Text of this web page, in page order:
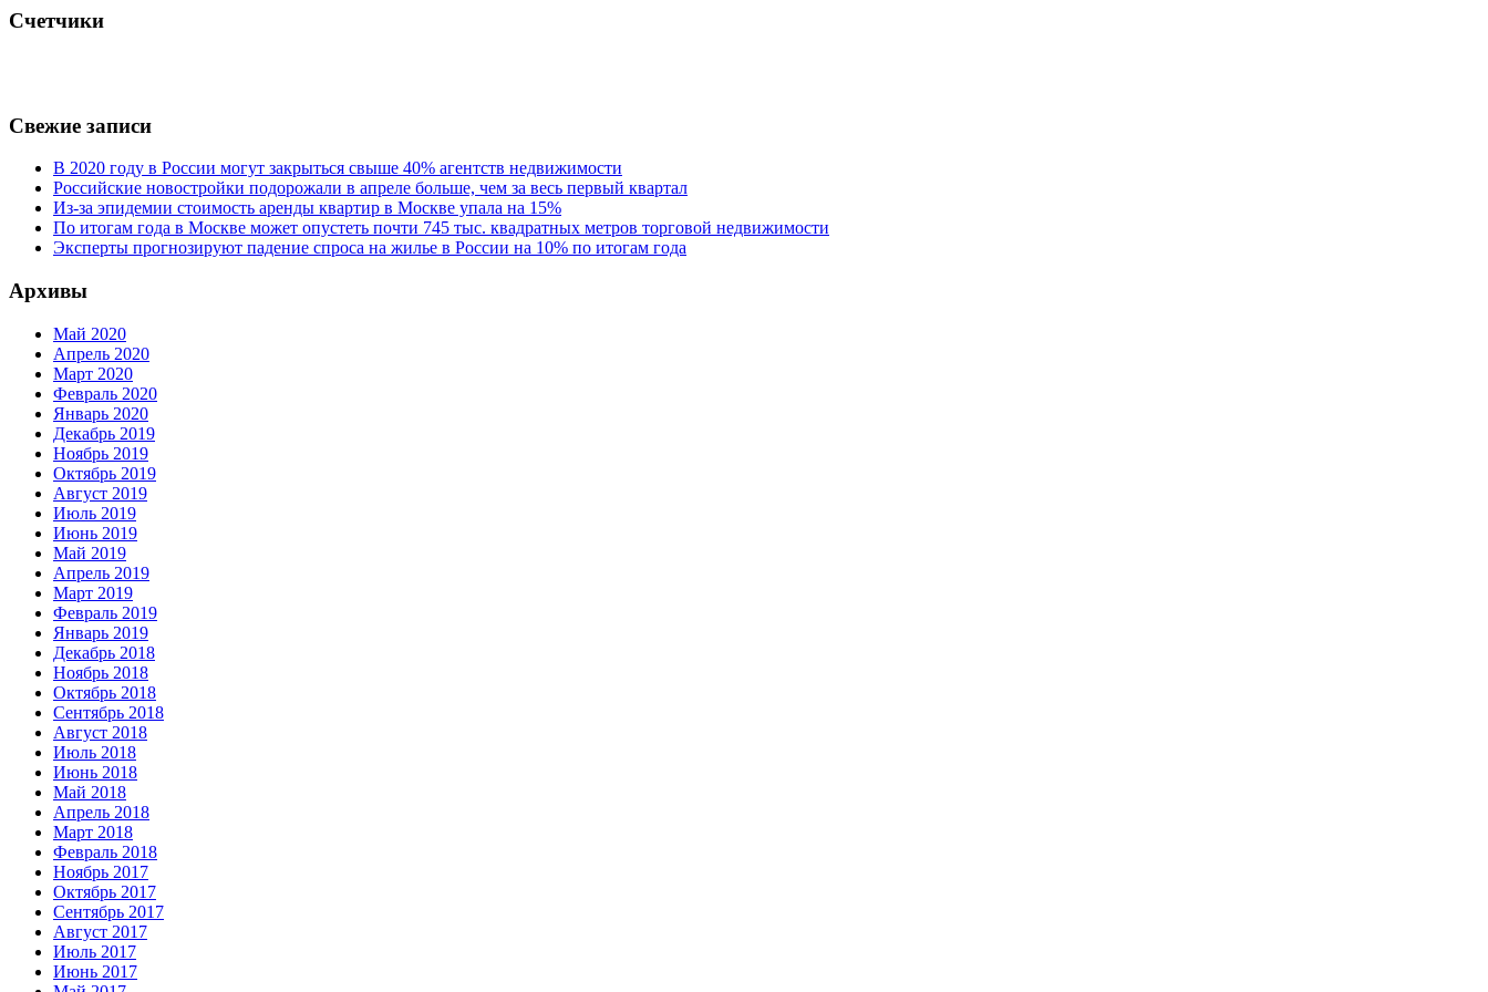
Счетчики
Свежие записи
В 2020 году в России могут закрыться свыше 40% агентств недвижимости
Российские новостройки подорожали в апреле больше, чем за весь первый квартал
Из-за эпидемии стоимость аренды квартир в Москве упала на 15%
По итогам года в Москве может опустеть почти 745 тыс. квадратных метров торговой недвижимости
Эксперты прогнозируют падение спроса на жилье в России на 10% по итогам года
Архивы
Май 2020
Апрель 2020
Март 2020
Февраль 2020
Январь 2020
Декабрь 2019
Ноябрь 2019
Октябрь 2019
Август 2019
Июль 2019
Июнь 2019
Май 2019
Апрель 2019
Март 2019
Февраль 2019
Январь 2019
Декабрь 2018
Ноябрь 2018
Октябрь 2018
Сентябрь 2018
Август 2018
Июль 2018
Июнь 2018
Май 2018
Апрель 2018
Март 2018
Февраль 2018
Ноябрь 2017
Октябрь 2017
Сентябрь 2017
Август 2017
Июль 2017
Июнь 2017